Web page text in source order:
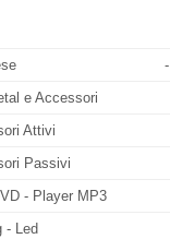
-
e Accessori
Attivi
Passivi
- Player MP3
- Led